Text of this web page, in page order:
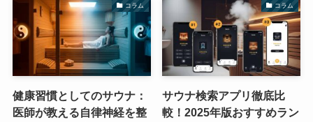
コラム
健康習慣としてのサウナ：
医師が教える自律神経を整
コラム
サウナ検索アプリ徹底比
較！2025年版おすすめラン